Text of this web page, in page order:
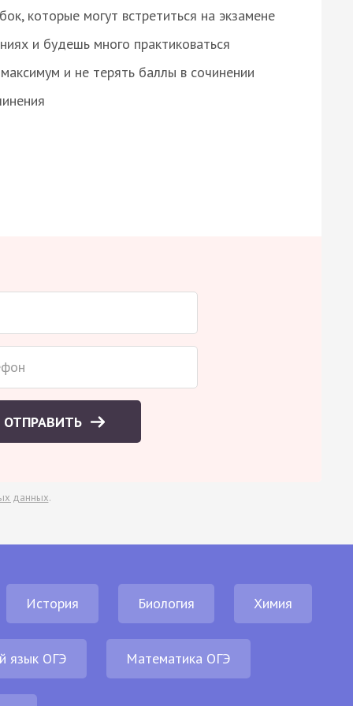
которые могут встретиться на экзамене
и будешь много практиковаться
и не терять баллы в сочинении
ОТПРАВИТЬ
данных.
История Биология Химия
язык ОГЭ Математика ОГЭ